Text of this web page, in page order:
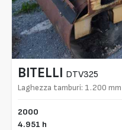
BITELLI DTV325
Laghezza tamburi: 1.200 mm
2000
4.951 h